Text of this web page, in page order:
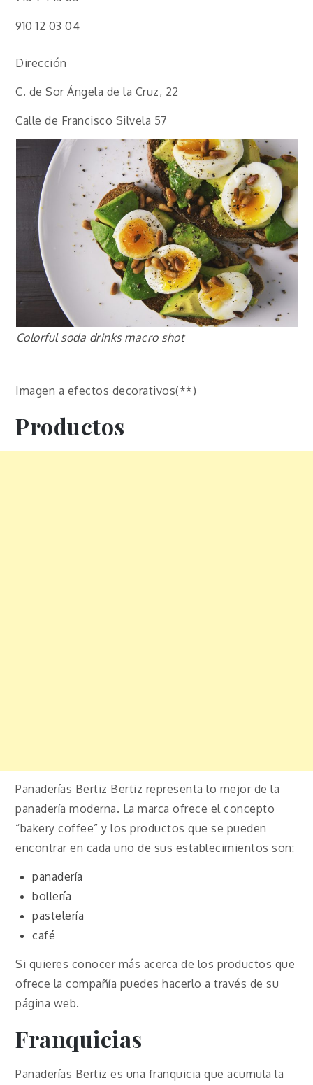
910 12 03 04
Dirección
C. de Sor Ángela de la Cruz, 22
Calle de Francisco Silvela 57
Colorful soda drinks macro shot
Imagen a efectos decorativos(**)
Productos
Panaderías Bertiz Bertiz representa lo mejor de la
panadería moderna. La marca ofrece el concepto
“bakery coffee” y los productos que se pueden
encontrar en cada uno de sus establecimientos son:
panadería
bollería
pastelería
café
Si quieres conocer más acerca de los productos que
ofrece la compañía puedes hacerlo a través de su
página web.
Franquicias
Panaderías Bertiz es una franquicia que acumula la